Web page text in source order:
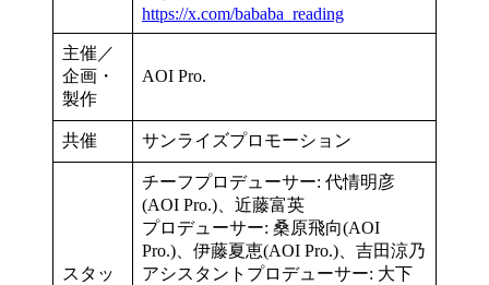
https://x.com/bababa_reading
主催／
企画・
製作
AOI Pro.
共催 サンライズプロモーション
スタッ
チーフプロデューサー: 代情明彦
(AOI Pro.)、近藤富英
プロデューサー: 桑原飛向(AOI
Pro.)、伊藤夏恵(AOI Pro.)、吉田涼乃
アシスタントプロデューサー: 大下